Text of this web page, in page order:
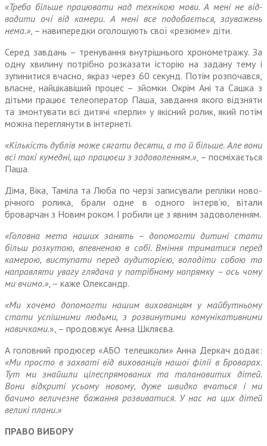
«Треба більше працювати над технікою мови. А мені не від­
водити очі від камери. А мені все подобається, зауважень
нема.», – навипередки оголошують свої «резюме» діти.
Серед завдань – тренування внутрішнього хронометражу. За
одну хвилину потрібно роз­казати історію на задану тему і
зупинитися вчасно, якраз через 60 секунд. Потім розпочався,
власне, найцікавіший процес – зйомки. Окрім Ані та Сашка з
дітьми пра­цює телеоператор Паша, завдання якого відзняти
та змонтувати всі дитячі «перли» у якісний ролик, який потім
можна переглянути в інтернеті.
«Кількість дублів може сягати десяти, а то й більше. Але вони
всі такі кумедні, що працюєш з задоволенням.», – посміхається
Паша.
Діма, Віка, Таміла та Люба по черзі записували репліки ново­
річного ролика, брали одне в одного інтерв’ю, вітали
броварчан з Новим роком. І робили це з явним задоволенням.
«Головна мета наших занять – допомогти дитині стати
більш розкутою, впевненою в собі. Вміння триматися перед
камерою, виступати перед аудиторією, володіти собою та
направляти увагу глядача у потрібному напрямку – ось чому
ми вчимо.», – каже Олександр.
«Ми хочемо допомогти нашим вихованцям у майбутньому
стати успішними людьми, з розвинутими комунікативними
навичками.», – продовжує Анна Шкляєва.
А головний продюсер «АБО теле­школи» Анна Деркач додає:
«Ми просто в захваті від вихованців нашої філії в Броварах.
Тут ми знайшли цілеспрямованих та талановитих дітей.
Вони відкриті усьому новому, дуже швидко вчаться і ми
бачимо величезне бажання розвиватися. У нас на цих дітей
великі плани.»
ПРАВО ВИБОРУ